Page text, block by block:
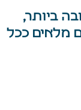
ביותר,
מלאים ככל